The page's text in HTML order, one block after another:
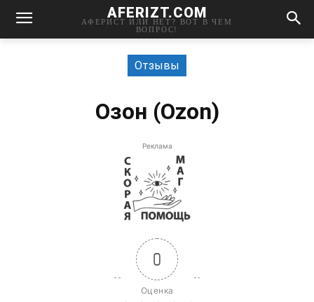
AFERIZT.COM
АФЕРИСТ ИЛИ НЕТ? ВОТ В ЧЕМ
ВОПРОС!
Отзывы
Озон (Ozon)
Реклама
0
Оценка